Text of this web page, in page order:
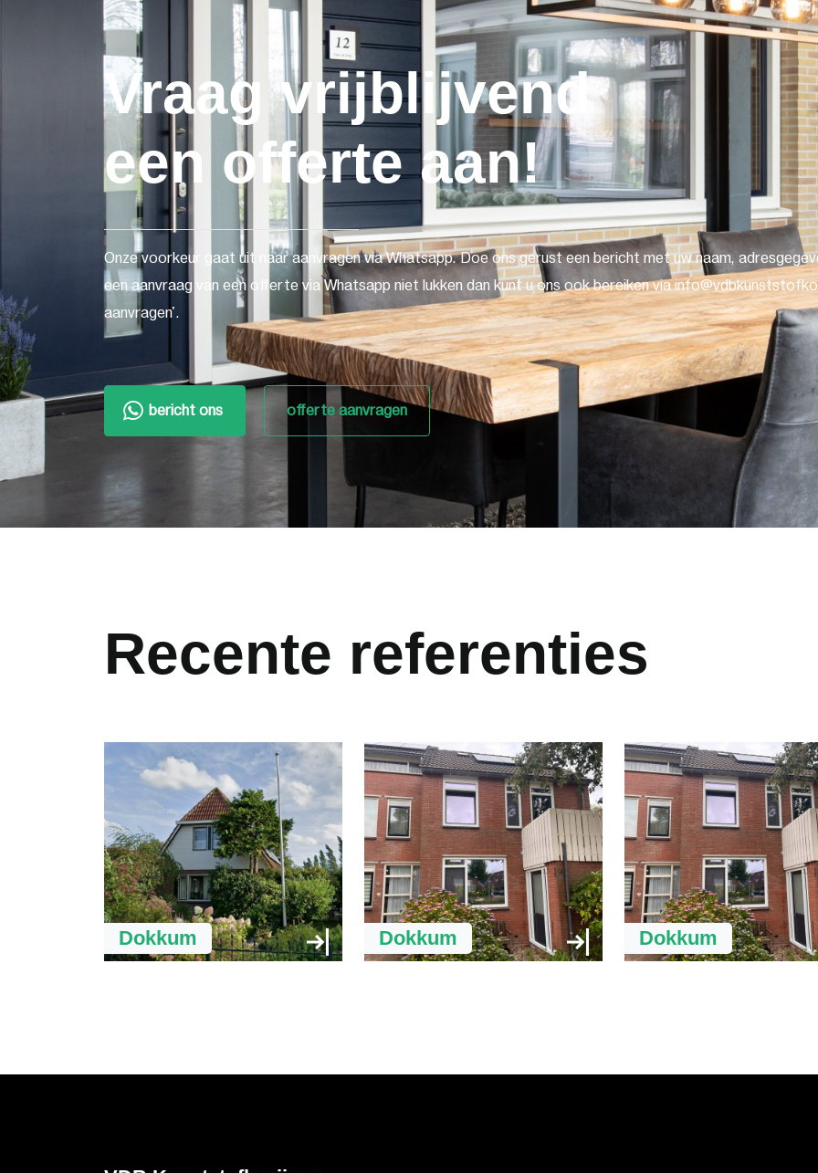
Vraag vrijblijvend
een offerte aan!
Onze voorkeur gaat uit naar aanvragen via Whatsapp. Doe ons gerust een bericht met uw naam,
een aanvraag van een offerte via Whatsapp niet lukken dan kunt u ons ook bereiken via
aanvragen'.
bericht ons offerte aanvragen
Recente referenties
Dokkum Dokkum Dokkum